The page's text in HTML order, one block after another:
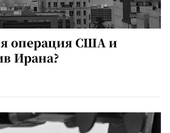
операция США и
Ирана?